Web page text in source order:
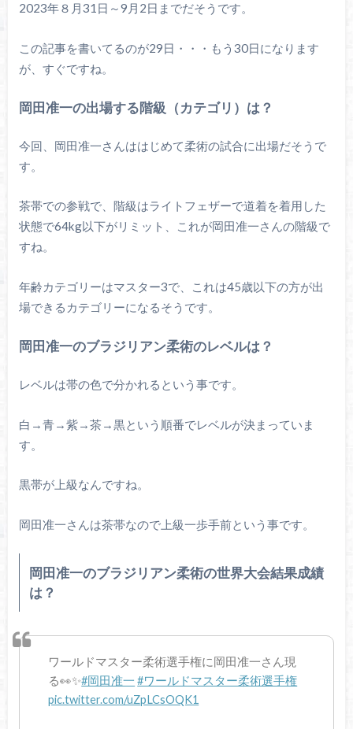
2023年８月31日～9月2日までだそうです。
この記事を書いてるのが29日・・・もう30日になります
が、すぐですね。
岡田准一の出場する階級（カテゴリ）は？
今回、岡田准一さんははじめて柔術の試合に出場だそうで
す。
茶帯での参戦で、階級はライトフェザーで道着を着用した
状態で64kg以下がリミット、これが岡田准一さんの階級で
すね。
年齢カテゴリーはマスター3で、これは45歳以下の方が出
場できるカテゴリーになるそうです。
岡田准一のブラジリアン柔術のレベルは？
レベルは帯の色で分かれるという事です。
白→青→紫→茶→黒という順番でレベルが決まっていま
す。
黒帯が上級なんですね。
岡田准一さんは茶帯なので上級一歩手前という事です。
岡田准一のブラジリアン柔術の世界大会結果成績
は？
ワールドマスター柔術選手権に岡田准一さん現
る👀✨#岡田准一 #ワールドマスター柔術選手権
pic.twitter.com/uZpLCsOQK1